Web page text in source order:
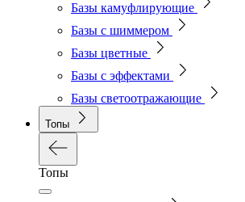
Базы камуфлирующие
Базы с шиммером
Базы цветные
Базы с эффектами
Базы светоотражающие
Топы
Топы